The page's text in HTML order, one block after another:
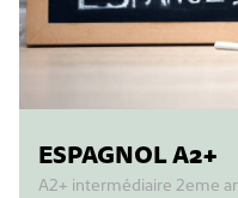
ESPAGNOL A2+
A2+ intermédiaire 2eme